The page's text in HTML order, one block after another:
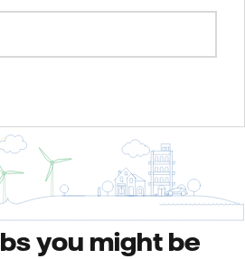
you might be